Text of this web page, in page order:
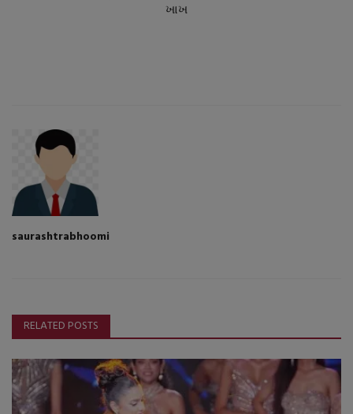
ખાખ
saurashtrabhoomi
RELATED POSTS